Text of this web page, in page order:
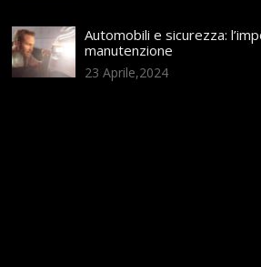
Automobili e sicurezza:
manutenzione
23 Aprile,2024